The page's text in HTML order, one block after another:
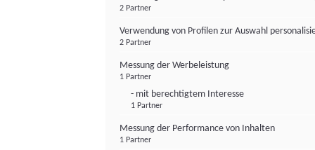
2 Partner
Verwendung von Profilen zur Auswahl
2 Partner
Messung der Werbeleistung
1 Partner
- mit berechtigtem Interesse
1 Partner
Messung der Performance von Inhalten
1 Partner